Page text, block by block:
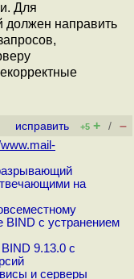
Для
должен направить
исправить +5 + / –
на
с устранением
9.13.0 с
и серверы